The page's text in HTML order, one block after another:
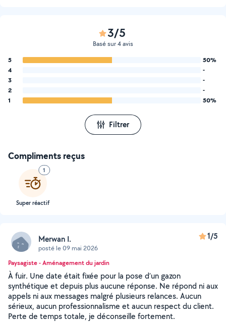
3/5
Basé sur 4 avis
5
50%
4
-
3
-
2
-
1
50%
Filtrer
Compliments reçus
1
Super réactif
Merwan I.
posté le 09 mai 2026
1/5
Paysagiste - Aménagement du jardin
À fuir. Une date était fixée pour la pose d’un gazon
synthétique et depuis plus aucune réponse. Ne répond ni aux
appels ni aux messages malgré plusieurs relances. Aucun
sérieux, aucun professionnalisme et aucun respect du client.
Perte de temps totale, je déconseille fortement.